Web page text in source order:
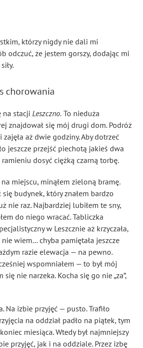
którzy nigdy nie dali mi
odczuć, że jestem gorszy, dodając mi
chorowania
na stacji Leszczno. To nieduża
znajdował się mój drugi dom. Podróż
aż dwie godziny. Aby dotrzeć
jeszcze przejść piechotą jakieś dwa
dosyć ciężką czarną torbę.
miejscu, minąłem zieloną bramę.
budynek, który znałem bardzo
nie raz. Najbardziej lubiłem te sny,
do niego wracać. Tabliczka
w Leszcznie aż krzyczała,
wiem… chyba pamiętała jeszcze
razie elewacja — na pewno.
wspomniałem — to był mój
nie narzeka. Kocha się go nie „za”,
Na izbie przyjęć — pusto. Trafiło
na oddział padło na piątek, tym
miesiąca. Wtedy był najmniejszy
przyjęć, jak i na oddziale. Przez izbę